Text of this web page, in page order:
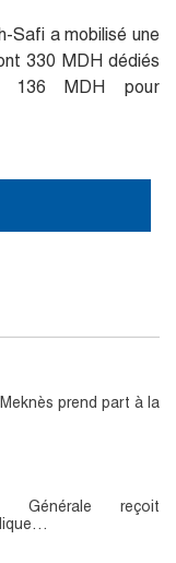
Safi a mobilisé une
330 MDH dédiés
136 MDH pour
prend part à la
Générale reçoit